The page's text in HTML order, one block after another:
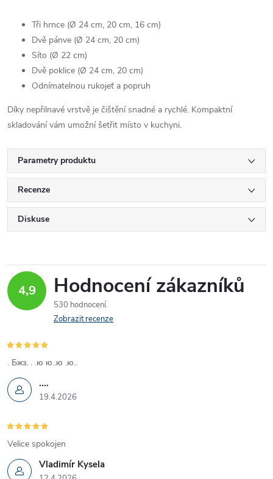
Tři hrnce (Ø 24 cm, 20 cm, 16 cm)
Dvě pánve (Ø 24 cm, 20 cm)
Síto (Ø 22 cm)
Dvě poklice (Ø 24 cm, 20 cm)
Odnímatelnou rukojeť a popruh
Díky nepřilnavé vrstvě je čištění snadné a rychlé. Kompaktní
skladování vám umožní šetřit místo v kuchyni.
Parametry produktu
Recenze
Diskuse
4,9 Hodnocení zákazníků
530 hodnocení
Zobrazit recenze
....
19.4.2026
. Бжз. . .ю ю..ю .ю..
Vladimír Kysela
Velice spokojen